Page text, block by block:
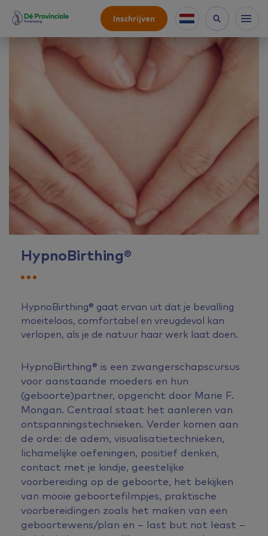
Inschrijven
HypnoBirthing®
HypnoBirthing® gaat ervan uit dat je bevalling
moeiteloos, comfortabel en vreugdevol kan
verlopen, als je de natuur haar werk laat doen.
HypnoBirthing® is een zwangerschapscursus
voor aanstaande moeders en hun
(geboorte)partner, opgericht door Marie F.
Mongan. Centraal staat het aanleren van
ontspanningstechnieken. Verder komen aan
de orde: de adem, visualisatietechnieken,
lichamelijke oefeningen, positief denken,
contact met je kindje, geestelijke
voorbereiding op de geboorte, het bekijken
van mooie geboortefilmpjes, praktische
voorbereidingen zoals het maken van een
geboortewens/plan en – last but not least –